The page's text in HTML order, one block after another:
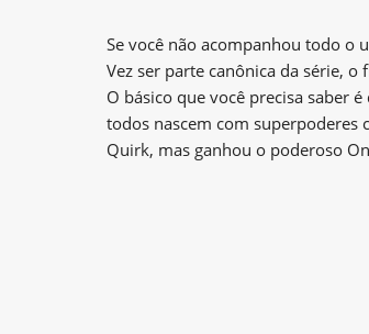
Se você não acompanhou todo o
Vez ser parte canônica da série,
O básico que você precisa saber
todos nascem com superpoderes
Quirk, mas ganhou o poderoso